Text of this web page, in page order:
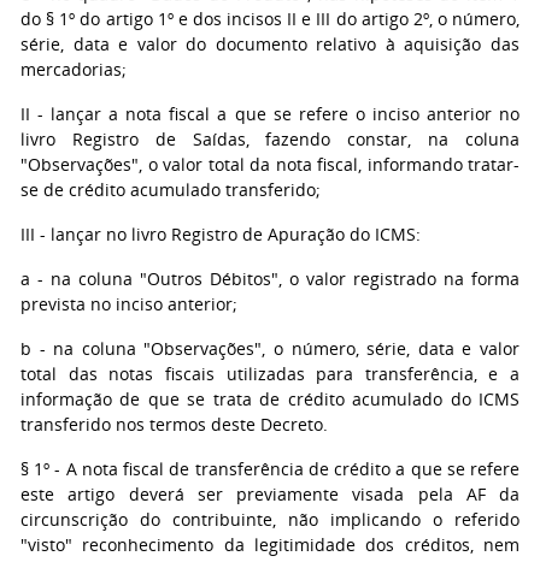
do § 1º do artigo 1º e dos incisos II e III do artigo 2º, o número,
série, data e valor do documento relativo à aquisição das
mercadorias;
II - lançar a nota fiscal a que se refere o inciso anterior no
livro Registro de Saídas, fazendo constar, na coluna
"Observações", o valor total da nota fiscal, informando tratar-
se de crédito acumulado transferido;
III - lançar no livro Registro de Apuração do ICMS:
a - na coluna "Outros Débitos", o valor registrado na forma
prevista no inciso anterior;
b - na coluna "Observações", o número, série, data e valor
total das notas fiscais utilizadas para transferência, e a
informação de que se trata de crédito acumulado do ICMS
transferido nos termos deste Decreto.
§ 1º - A nota fiscal de transferência de crédito a que se refere
este artigo deverá ser previamente visada pela AF da
circunscrição do contribuinte, não implicando o referido
"visto" reconhecimento da legitimidade dos créditos, nem